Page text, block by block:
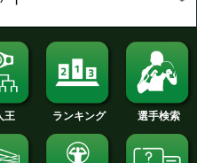
2016年
2015年